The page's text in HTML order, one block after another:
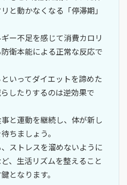
と動かなくなる「停滞期」
ー不足を感じて消費カロリ
衛本能による正常な反応で
いってダイエットを諦めた
したりするのは逆効果で
と運動を継続し、体が新し
ちましょう。
ストレスを溜めないように
、生活リズムを整えること
となります。